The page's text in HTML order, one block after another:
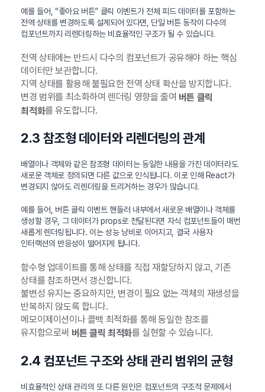
예를 들어, “좋아요 버튼” 클릭 이벤트가 전체 피드 데이터를 포함하는
전역 상태를 변경하도록 설계되어 있다면, 단일 버튼 동작이 다수의
컴포넌트까지 리렌더링하는 비효율적인 구조가 될 수 있습니다.
전역 상태에는 반드시 다수의 컴포넌트가 공유해야 하는 핵심
데이터만 보관합니다.
지역 상태를 활용해 불필요한 전역 상태 확산을 방지합니다.
변경 범위를 최소화하여 렌더링 영향을 줄여 버튼 클릭
최적화를 유도합니다.
2.3 참조형 데이터와 리렌더링의 관계
배열이나 객체와 같은 참조형 데이터는 동일한 내용을 가진 데이터라도
새로운 객체로 정의되면 다른 값으로 인식됩니다. 이로 인해 React가
변경되지 않아도 리렌더링을 트리거하는 경우가 많습니다.
예를 들어, 버튼 클릭 이벤트 핸들러 내부에서 새로운 배열이나 객체를
생성할 경우, 그 데이터가 props로 전달된다면 자식 컴포넌트들이 매번
새롭게 렌더링됩니다. 이는 성능 낭비로 이어지고, 결국 사용자
인터랙션의 반응성이 떨어지게 됩니다.
함수형 업데이트를 통해 상태를 직접 재할당하지 않고, 기존
상태를 참조하면서 갱신합니다.
불변성 유지는 중요하지만, 변경이 필요 없는 객체의 재생성을
반복하지 않도록 합니다.
메모이제이션이나 콜백 최적화를 통해 동일한 참조를
유지함으로써 버튼 클릭 최적화를 실현할 수 있습니다.
2.4 컴포넌트 구조와 상태 관리 범위의 균형
비효율적인 상태 관리의 또 다른 원인은 컴포넌트의 구조적 문제에서